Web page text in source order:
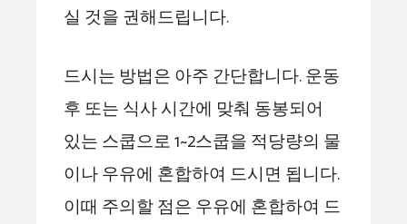
실 것을 권해드립니다.
드시는 방법은 아주 간단합니다. 운동
후 또는 식사 시간에 맞춰 동봉되어
있는 스쿱으로 1~2스쿱을 적당량의 물
이나 우유에 혼합하여 드시면 됩니다.
이때 주의할 점은 우유에 혼합하여 드